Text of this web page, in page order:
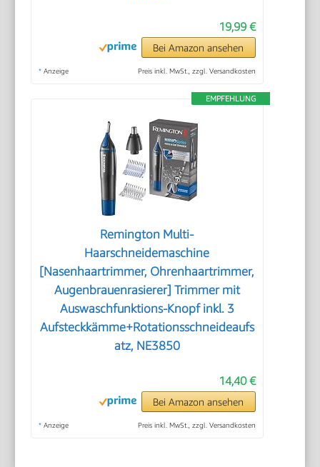
19,99 €
Bei Amazon ansehen
* Anzeige Preis inkl. MwSt., zzgl. Versandkosten
EMPFEHLUNG
Remington Multi-
Haarschneidemaschine
[Nasenhaartrimmer, Ohrenhaartrimmer,
Augenbrauenrasierer] Trimmer mit
Auswaschfunktions-Knopf inkl. 3
Aufsteckkämme+Rotationsschneideaufs
atz, NE3850
14,40 €
Bei Amazon ansehen
* Anzeige Preis inkl. MwSt., zzgl. Versandkosten